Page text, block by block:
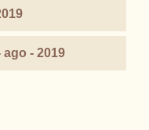
ago - 2019